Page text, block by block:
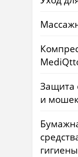
Защита
и
гигиены